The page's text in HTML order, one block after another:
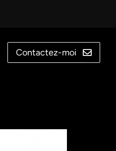
Contactez-moi